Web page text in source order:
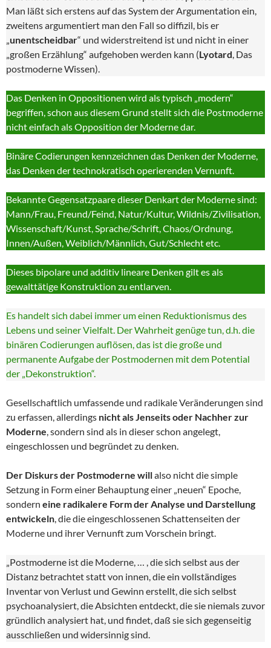
Man läßt sich erstens auf das System der Argumentation ein,
zweitens argumentiert man den Fall so diffizil, bis er
„unentscheidbar“ und widerstreitend ist und nicht in einer
„großen Erzählung“ aufgehoben werden kann (Lyotard, Das
postmoderne Wissen).
Das Denken in Oppositionen wird als typisch „modern“
begriffen, schon aus diesem Grund stellt sich die Postmoderne
nicht einfach als Opposition der Moderne dar.
Binäre Codierungen kennzeichnen das Denken der Moderne,
das Denken der technokratisch operierenden Vernunft.
Bekannte Gegensatzpaare dieser Denkart der Moderne sind:
Mann/Frau, Freund/Feind, Natur/Kultur, Wildnis/Zivilisation,
Wissenschaft/Kunst, Sprache/Schrift, Chaos/Ordnung,
Innen/Außen, Weiblich/Männlich, Gut/Schlecht etc.
Dieses bipolare und additiv lineare Denken gilt es als
gewalttätige Konstruktion zu entlarven.
Es handelt sich dabei immer um einen Reduktionismus des
Lebens und seiner Vielfalt. Der Wahrheit genüge tun, d.h. die
binären Codierungen auflösen, das ist die große und
permanente Aufgabe der Postmodernen mit dem Potential
der „Dekonstruktion“.
Gesellschaftlich umfassende und radikale Veränderungen sind
zu erfassen, allerdings nicht als Jenseits oder Nachher zur
Moderne, sondern sind als in dieser schon angelegt,
eingeschlossen und begründet zu denken.
Der Diskurs der Postmoderne willalso nicht die simple
Setzung in Form einer Behauptung einer „neuen“ Epoche,
sondern eine radikalere Form der Analyse und Darstellung
entwickeln, die die eingeschlossenen Schattenseiten der
Moderne und ihrer Vernunft zum Vorschein bringt.
„Postmoderne ist die Moderne, … , die sich selbst aus der
Distanz betrachtet statt von innen, die ein vollständiges
Inventar von Verlust und Gewinn erstellt, die sich selbst
psychoanalysiert, die Absichten entdeckt, die sie niemals zuvor
gründlich analysiert hat, und findet, daß sie sich gegenseitig
ausschließen und widersinnig sind.